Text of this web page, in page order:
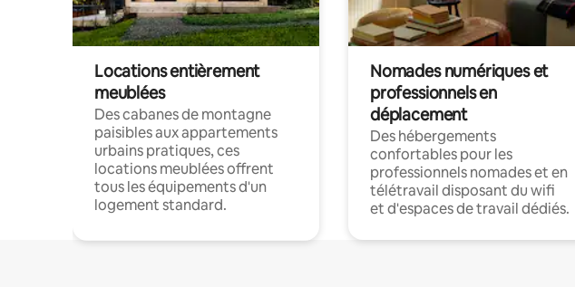
Locations entièrement
meublées
Des cabanes de montagne
paisibles aux appartements
urbains pratiques, ces
locations meublées offrent
tous les équipements d'un
logement standard.
Nomades numériques et
professionnels en
déplacement
Des hébergements
confortables pour les
professionnels nomades et en
télétravail disposant du wifi
et d'espaces de travail dédiés.